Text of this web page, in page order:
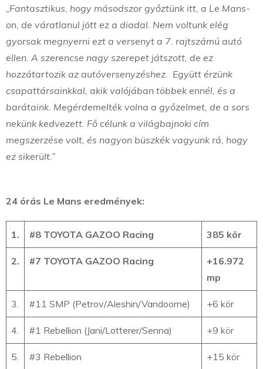
„Fantasztikus, hogy másodszor győztünk itt, a Le Mans-
on, de váratlanul jött ez a diadal. Nem voltunk elég
gyorsak megnyerni ezt a versenyt a 7. rajtszámú autó
ellen. A szerencse nagy szerepet játszott, de ez
hozzátartozik az autóversenyzéshez. Együtt érzünk
csapattársainkkal, akik valójában többek ennél, és a
barátaink. Megérdemelték volna a győzelmet, de a sors
nekünk kedvezett. Fő célunk a világbajnoki cím
megszerzése volt, és nagyon büszkék vagyunk rá, hogy
ez sikerült.”
24 órás Le Mans eredmények:
1. #8 TOYOTA GAZOO Racing 385 kör
2. #7 TOYOTA GAZOO Racing
+16.972
mp
3. #11 SMP (Petrov/Aleshin/Vandoorne) +6 kör
4. #1 Rebellion (Jani/Lotterer/Senna) +9 kör
5.
#3 Rebellion
+15 kör